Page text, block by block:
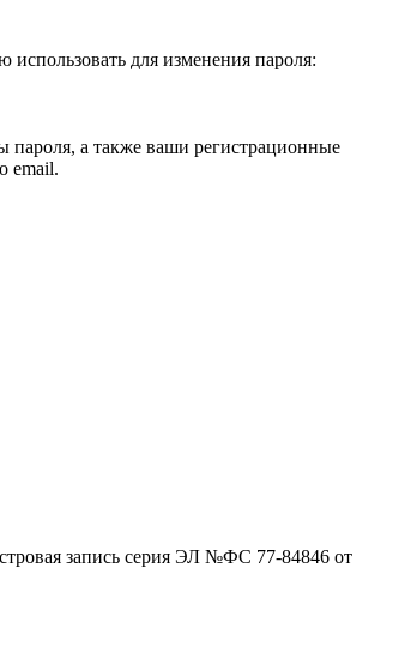
для изменения пароля:
пароля, а также ваши регистрационные
email.
запись серия ЭЛ №ФС 77-84846 от